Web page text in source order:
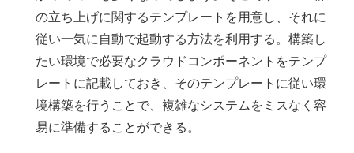
の立ち上げに関するテンプレートを用意し、それに
従い一気に自動で起動する方法を利用する。構築し
たい環境で必要なクラウドコンポーネントをテンプ
レートに記載しておき、そのテンプレートに従い環
境構築を行うことで、複雑なシステムをミスなく容
易に準備することができる。